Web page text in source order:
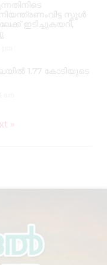
സ്കൂൾ
ഇടിച്ചുകയറി,
1.77 കോടിയുടെ
»